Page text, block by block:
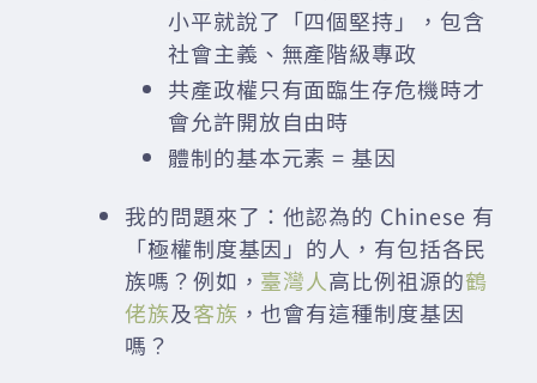
小平就說了「四個堅持」，包含
社會主義、無產階級專政
共產政權只有面臨生存危機時才
會允許開放自由時
體制的基本元素 = 基因
我的問題來了：他認為的 Chinese 有
「極權制度基因」的人，有包括各民
族嗎？例如， 臺灣人高比例祖源的鶴
佬族及客族 ，也會有這種制度基因
嗎？